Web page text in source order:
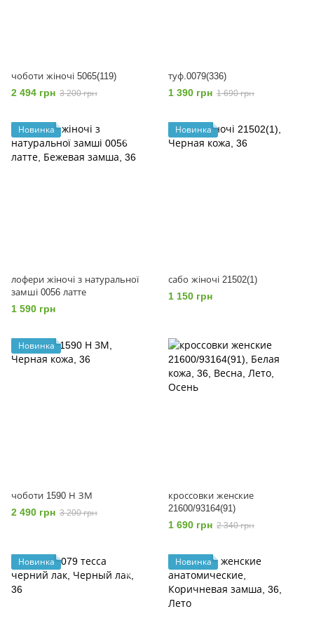
чоботи жіночі 5065(119)
2 494 грн 3 200 грн
туф.0079(336)
1 390 грн 1 690 грн
Новинка
лофери жіночі з натуральної
замші 0056 латте
1 590 грн
Новинка
сабо жіночі 21502(1)
1 150 грн
Новинка
чоботи 1590 Н ЗМ
2 490 грн 3 200 грн
кроссовки женские
21600/93164(91)
1 690 грн 2 340 грн
Новинка Новинка